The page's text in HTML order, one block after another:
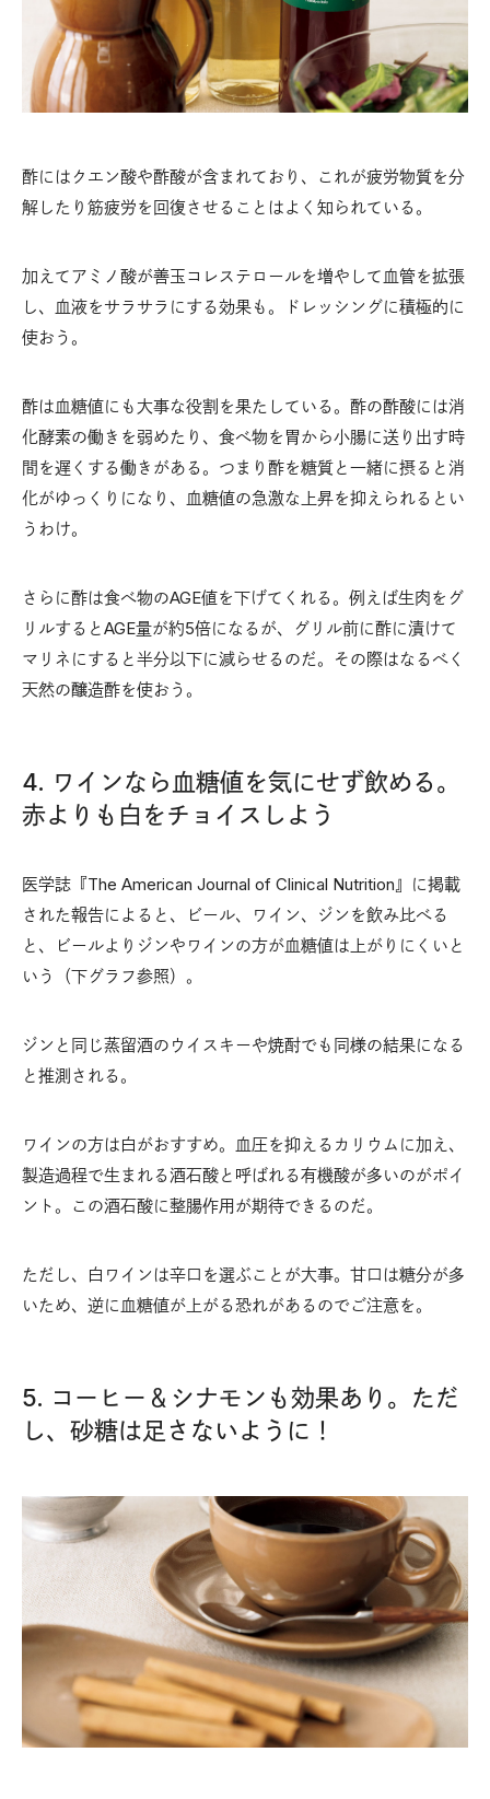
酢にはクエン酸や酢酸が含まれており、これが疲労物質を分
解したり筋疲労を回復させることはよく知られている。
加えてアミノ酸が善玉コレステロールを増やして血管を拡張
し、血液をサラサラにする効果も。ドレッシングに積極的に
使おう。
酢は血糖値にも大事な役割を果たしている。酢の酢酸には消
化酵素の働きを弱めたり、食べ物を胃から小腸に送り出す時
間を遅くする働きがある。つまり酢を糖質と一緒に摂ると消
化がゆっくりになり、血糖値の急激な上昇を抑えられるとい
うわけ。
さらに酢は食べ物のAGE値を下げてくれる。例えば生肉をグ
リルするとAGE量が約5倍になるが、グリル前に酢に漬けて
マリネにすると半分以下に減らせるのだ。その際はなるべく
天然の醸造酢を使おう。
4. ワインなら血糖値を気にせず飲める。
赤よりも白をチョイスしよう
医学誌『The American Journal of Clinical Nutrition』に掲載
された報告によると、ビール、ワイン、ジンを飲み比べる
と、ビールよりジンやワインの方が血糖値は上がりにくいと
いう（下グラフ参照）。
ジンと同じ蒸留酒のウイスキーや焼酎でも同様の結果になる
と推測される。
ワインの方は白がおすすめ。血圧を抑えるカリウムに加え、
製造過程で生まれる酒石酸と呼ばれる有機酸が多いのがポイ
ント。この酒石酸に整腸作用が期待できるのだ。
ただし、白ワインは辛口を選ぶことが大事。甘口は糖分が多
いため、逆に血糖値が上がる恐れがあるのでご注意を。
5. コーヒー＆シナモンも効果あり。ただ
し、砂糖は足さないように！